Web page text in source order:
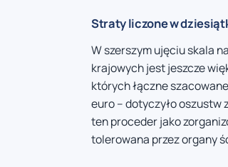
Straty liczone w
W szerszym ujęciu skala
krajowych jest jeszcze
których łączne
euro – dotyczyło oszustw
ten proceder jako
tolerowana przez organy